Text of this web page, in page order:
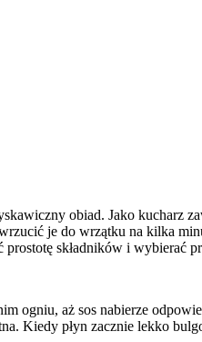
obiad. Jako kucharz
je do wrzątku na kilka
składników i wybierać
ogniu, aż sos nabierze
Kiedy płyn zacznie lekko